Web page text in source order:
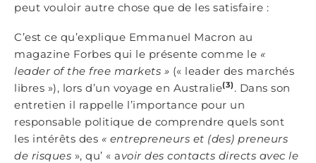
peut vouloir autre chose que de les satisfaire :
C’est ce qu’explique Emmanuel Macron au
magazine Forbes qui le présente comme le «
leader of the free markets » (« leader des marchés
libres »), lors d’un voyage en Australie(3) . Dans son
entretien il rappelle l’importance pour un
responsable politique de comprendre quels sont
les intérêts des « entrepreneurs et (des) preneurs
de risques », qu’ « avoir des contacts directs avec le